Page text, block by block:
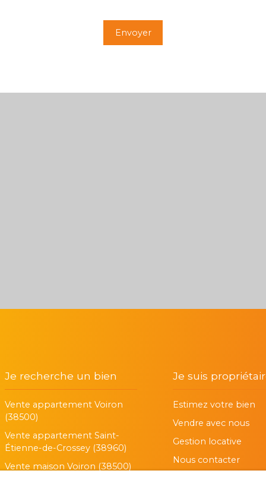
Envoyer
Je recherche un bien
Vente appartement Voiron
(38500)
Vente appartement Saint-
Étienne-de-Crossey (38960)
Vente maison Voiron (38500)
Je suis
Estimez votre bien
Vendre avec nous
Gestion locative
Nous contacter